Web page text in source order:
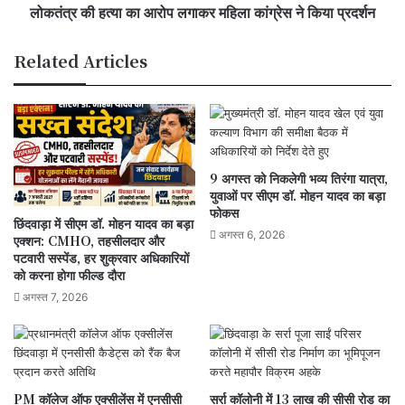
कियालोकतंत्र की हत्या का आरोप लगाकर महिला कांग्रेस ने किया प्रदर्शन
Related Articles
छिंदवाड़ा में सीएम डॉ. मोहन यादव का बड़ा
एक्शन: CMHO, तहसीलदार और
पटवारी सस्पेंड, हर शुक्रवार अधिकारियों
को करना होगा फील्ड दौरा
अगस्त 7, 2026
9 अगस्त को निकलेगी भव्य तिरंगा यात्रा,
युवाओं पर सीएम डॉ. मोहन यादव का बड़ा
फोकस
अगस्त 6, 2026
PM कॉलेज ऑफ एक्सीलेंस में एनसीसी सर्रा कॉलोनी में 13 लाख की सीसी रोड का